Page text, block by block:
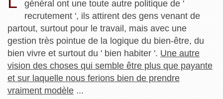
général ont une toute autre politique de '
recrutement ', ils attirent des gens venant de
partout, surtout pour le travail, mais avec une
gestion très pointue de la logique du bien-être, du
bien vivre et surtout du ' bien habiter '. Une autre
vision des choses qui semble être plus que payante
et sur laquelle nous ferions bien de prendre
vraiment modèle...